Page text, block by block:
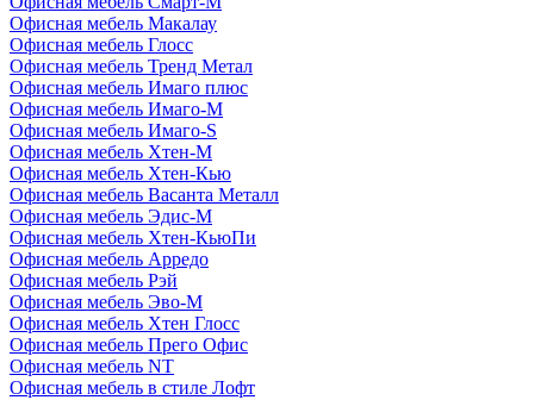
Офисная мебель Макалау
Офисная мебель Глосс
Офисная мебель Тренд Метал
Офисная мебель Имаго плюс
Офисная мебель Имаго-М
Офисная мебель Имаго-S
Офисная мебель Хтен-M
Офисная мебель Хтен-Кью
Офисная мебель Васанта Металл
Офисная мебель Эдис-M
Офисная мебель Хтен-КьюПи
Офисная мебель Арредо
Офисная мебель Рэй
Офисная мебель Эво-M
Офисная мебель Хтен Глосс
Офисная мебель Прего Офис
Офисная мебель NT
Офисная мебель в стиле Лофт